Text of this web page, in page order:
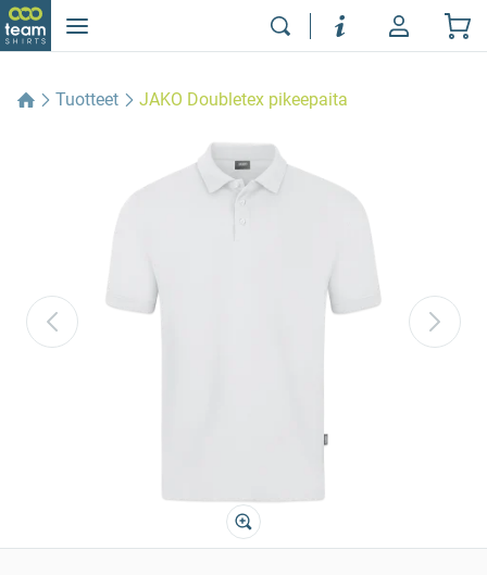
Tuotteet JAKO Doubletex pikeepaita